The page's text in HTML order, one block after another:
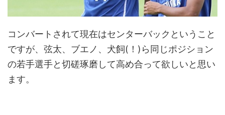
コンバートされて現在はセンターバックということ
ですが、弦太、ブエノ、犬飼(！)ら同じポジション
の若手選手と切磋琢磨して高め合って欲しいと思い
ます。